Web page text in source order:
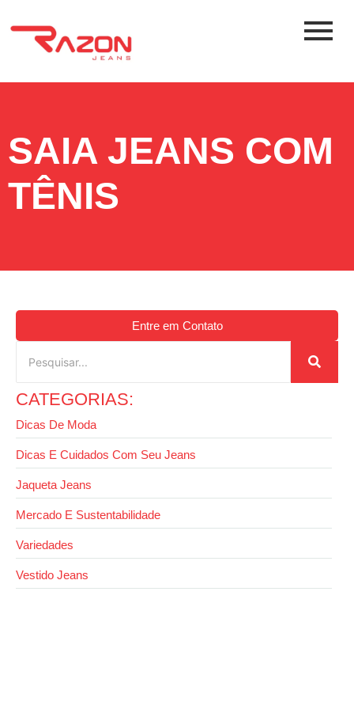
SAIA JEANS COM
TÊNIS
Entre em Contato
CATEGORIAS:
Dicas De Moda
Dicas E Cuidados Com Seu Jeans
Jaqueta Jeans
Mercado E Sustentabilidade
Variedades
Vestido Jeans